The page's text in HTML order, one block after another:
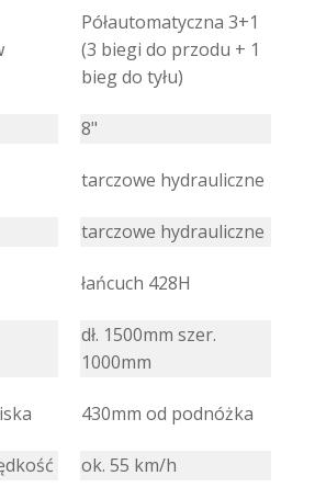
Półautomatyczna 3+1
(3 biegi do przodu + 1
bieg do tyłu)
8"
tarczowe hydrauliczne
tarczowe hydrauliczne
łańcuch 428H
dł. 1500mm szer.
1000mm
430mm od podnóżka
ok. 55 km/h